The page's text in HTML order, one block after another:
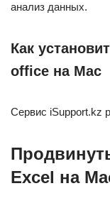
анализ данных.
Как
office на Mac
Сервис iSupport.kz
Excel на